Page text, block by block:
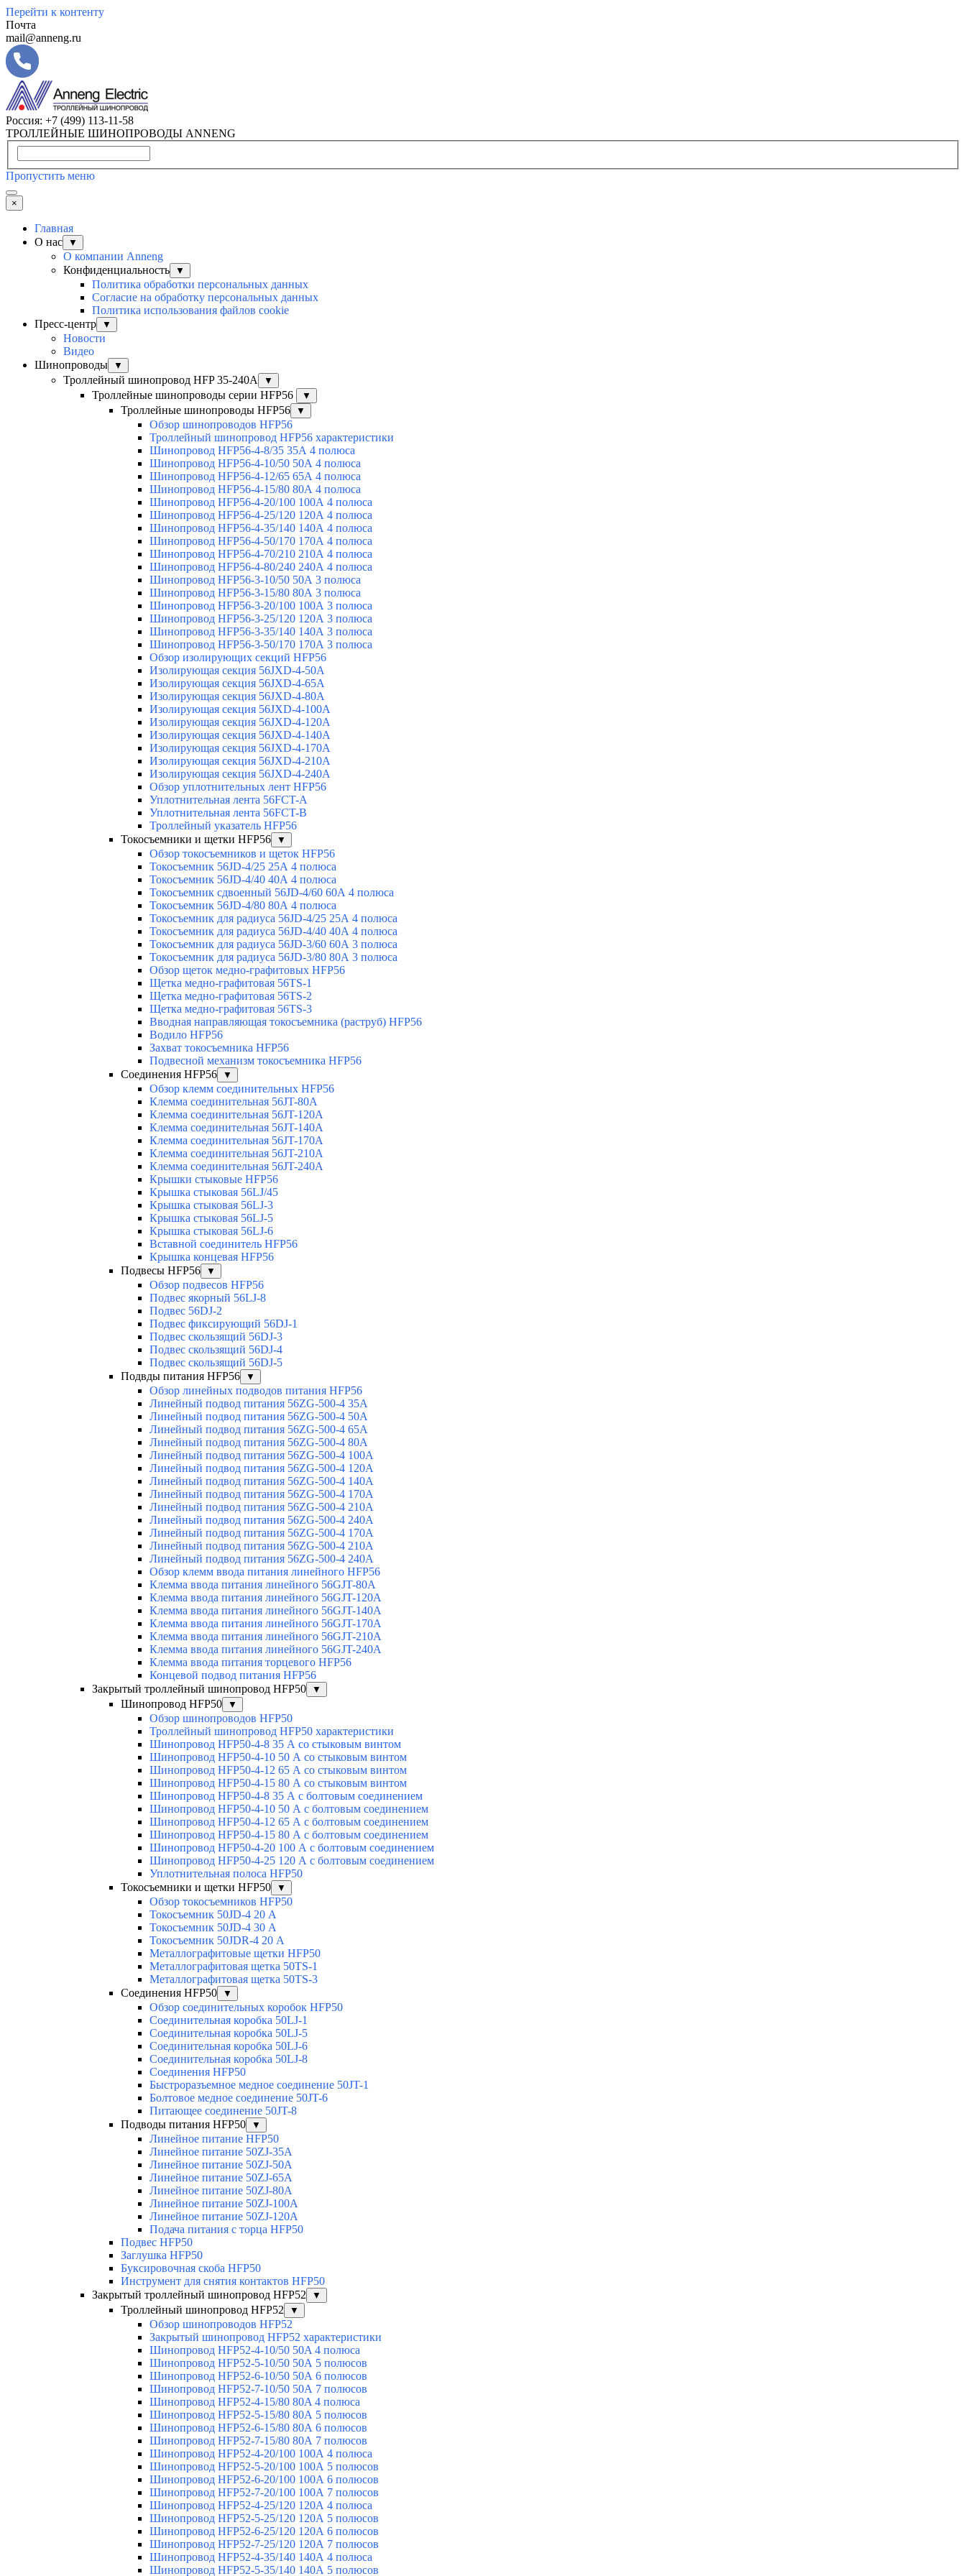
Перейти к контенту
Почта
mail@anneng.ru
Россия: +7 (499) 113-11-58
ТРОЛЛЕЙНЫЕ ШИНОПРОВОДЫ ANNENG
Пропустить меню
×
Главная
О нас
▼
О компании Anneng
Конфиденциальность
▼
Политика обработки персональных данных
Согласие на обработку персональных данных
Политика использования файлов cookie
Пресс-центр
▼
Новости
Видео
Шинопроводы
▼
Троллейный шинопровод HFP 35-240А ▼
Троллейные шинопроводы серии HFP56 ▼
Троллейные шинопроводы HFP56 ▼
Обзор шинопроводов HFP56
Троллейный шинопровод HFP56 характеристики
Шинопровод HFP56-4-8/35 35А 4 полюса
Шинопровод HFP56-4-10/50 50А 4 полюса
Шинопровод HFP56-4-12/65 65А 4 полюса
Шинопровод HFP56-4-15/80 80А 4 полюса
Шинопровод HFP56-4-20/100 100А 4 полюса
Шинопровод HFP56-4-25/120 120А 4 полюса
Шинопровод HFP56-4-35/140 140А 4 полюса
Шинопровод HFP56-4-50/170 170А 4 полюса
Шинопровод HFP56-4-70/210 210А 4 полюса
Шинопровод HFP56-4-80/240 240А 4 полюса
Шинопровод HFP56-3-10/50 50А 3 полюса
Шинопровод HFP56-3-15/80 80А 3 полюса
Шинопровод HFP56-3-20/100 100А 3 полюса
Шинопровод HFP56-3-25/120 120А 3 полюса
Шинопровод HFP56-3-35/140 140А 3 полюса
Шинопровод HFP56-3-50/170 170А 3 полюса
Обзор изолирующих секций HFP56
Изолирующая секция 56JXD-4-50A
Изолирующая секция 56JXD-4-65A
Изолирующая секция 56JXD-4-80A
Изолирующая секция 56JXD-4-100A
Изолирующая секция 56JXD-4-120A
Изолирующая секция 56JXD-4-140A
Изолирующая секция 56JXD-4-170A
Изолирующая секция 56JXD-4-210A
Изолирующая секция 56JXD-4-240A
Обзор уплотнительных лент HFP56
Уплотнительная лента 56FCT-A
Уплотнительная лента 56FCT-B
Троллейный указатель HFP56
Токосъемники и щетки HFP56
▼
Обзор токосъемников и щеток HFP56
Токосъемник 56JD-4/25 25А 4 полюса
Токосъемник 56JD-4/40 40А 4 полюса
Токосъемник сдвоенный 56JD-4/60 60А 4 полюса
Токосъемник 56JD-4/80 80А 4 полюса
Токосъемник для радиуса 56JD-4/25 25А 4 полюса
Токосъемник для радиуса 56JD-4/40 40А 4 полюса
Токосъемник для радиуса 56JD-3/60 60А 3 полюса
Токосъемник для радиуса 56JD-3/80 80А 3 полюса
Обзор щеток медно-графитовых HFP56
Щетка медно-графитовая 56TS-1
Щетка медно-графитовая 56TS-2
Щетка медно-графитовая 56TS-3
Вводная направляющая токосъемника (раструб) HFP56
Водило HFP56
Захват токосъемника HFP56
Подвесной механизм токосъемника HFP56
Соединения HFP56
▼
Обзор клемм соединительных HFP56
Клемма соединительная 56JT-80A
Клемма соединительная 56JT-120A
Клемма соединительная 56JT-140A
Клемма соединительная 56JT-170A
Клемма соединительная 56JT-210A
Клемма соединительная 56JT-240A
Крышки стыковые HFP56
Крышка стыковая 56LJ/45
Крышка стыковая 56LJ-3
Крышка стыковая 56LJ-5
Крышка стыковая 56LJ-6
Вставной соединитель HFP56
Крышка концевая HFP56
Подвесы HFP56
▼
Обзор подвесов HFP56
Подвес якорный 56LJ-8
Подвес 56DJ-2
Подвес фиксирующий 56DJ-1
Подвес скользящий 56DJ-3
Подвес скользящий 56DJ-4
Подвес скользящий 56DJ-5
Подвды питания HFP56
▼
Обзор линейных подводов питания HFP56
Линейный подвод питания 56ZG-500-4 35A
Линейный подвод питания 56ZG-500-4 50A
Линейный подвод питания 56ZG-500-4 65A
Линейный подвод питания 56ZG-500-4 80A
Линейный подвод питания 56ZG-500-4 100A
Линейный подвод питания 56ZG-500-4 120A
Линейный подвод питания 56ZG-500-4 140A
Линейный подвод питания 56ZG-500-4 170A
Линейный подвод питания 56ZG-500-4 210A
Линейный подвод питания 56ZG-500-4 240A
Линейный подвод питания 56ZG-500-4 170A
Линейный подвод питания 56ZG-500-4 210A
Линейный подвод питания 56ZG-500-4 240A
Обзор клемм ввода питания линейного HFP56
Клемма ввода питания линейного 56GJT-80A
Клемма ввода питания линейного 56GJT-120A
Клемма ввода питания линейного 56GJT-140A
Клемма ввода питания линейного 56GJT-170A
Клемма ввода питания линейного 56GJT-210A
Клемма ввода питания линейного 56GJT-240A
Клемма ввода питания торцевого HFP56
Концевой подвод питания HFP56
Закрытый троллейный шинопровод HFP50
▼
Шинопровод HFP50 ▼
Обзор шинопроводов HFP50
Троллейный шинопровод HFP50 характеристики
Шинопровод HFP50-4-8 35 А со стыковым винтом
Шинопровод HFP50-4-10 50 А со стыковым винтом
Шинопровод HFP50-4-12 65 А со стыковым винтом
Шинопровод HFP50-4-15 80 А со стыковым винтом
Шинопровод HFP50-4-8 35 А с болтовым соединением
Шинопровод HFP50-4-10 50 А с болтовым соединением
Шинопровод HFP50-4-12 65 А с болтовым соединением
Шинопровод HFP50-4-15 80 А с болтовым соединением
Шинопровод HFP50-4-20 100 А с болтовым соединением
Шинопровод HFP50-4-25 120 А с болтовым соединением
Уплотнительная полоса HFP50
Токосъемники и щетки HFP50
▼
Обзор токосъемников HFP50
Токосъемник 50JD-4 20 А
Токосъемник 50JD-4 30 А
Токосъемник 50JDR-4 20 А
Металлографитовые щетки HFP50
Металлографитовая щетка 50TS-1
Металлографитовая щетка 50TS-3
Соединения HFP50
▼
Обзор соединительных коробок HFP50
Соединительная коробка 50LJ-1
Соединительная коробка 50LJ-5
Соединительная коробка 50LJ-6
Соединительная коробка 50LJ-8
Соединения HFP50
Быстроразъемное медное соединение 50JT-1
Болтовое медное соединение 50JT-6
Питающее соединение 50JT-8
Подводы питания HFP50
▼
Линейное питание HFP50
Линейное питание 50ZJ-35A
Линейное питание 50ZJ-50A
Линейное питание 50ZJ-65A
Линейное питание 50ZJ-80A
Линейное питание 50ZJ-100A
Линейное питание 50ZJ-120A
Подача питания с торца HFP50
Подвес HFP50
Заглушка HFP50
Буксировочная скоба HFP50
Инструмент для снятия контактов HFP50
Закрытый троллейный шинопровод HFP52
▼
Троллейный шинопровод HFP52 ▼
Обзор шинопроводов HFP52
Закрытый шинопровод HFP52 характеристики
Шинопровод HFP52-4-10/50 50A 4 полюса
Шинопровод HFP52-5-10/50 50А 5 полюсов
Шинопровод HFP52-6-10/50 50А 6 полюсов
Шинопровод HFP52-7-10/50 50А 7 полюсов
Шинопровод HFP52-4-15/80 80A 4 полюса
Шинопровод HFP52-5-15/80 80А 5 полюсов
Шинопровод HFP52-6-15/80 80А 6 полюсов
Шинопровод HFP52-7-15/80 80А 7 полюсов
Шинопровод HFP52-4-20/100 100А 4 полюса
Шинопровод HFP52-5-20/100 100А 5 полюсов
Шинопровод HFP52-6-20/100 100А 6 полюсов
Шинопровод HFP52-7-20/100 100А 7 полюсов
Шинопровод HFP52-4-25/120 120А 4 полюса
Шинопровод HFP52-5-25/120 120А 5 полюсов
Шинопровод HFP52-6-25/120 120А 6 полюсов
Шинопровод HFP52-7-25/120 120А 7 полюсов
Шинопровод HFP52-4-35/140 140А 4 полюса
Шинопровод HFP52-5-35/140 140А 5 полюсов